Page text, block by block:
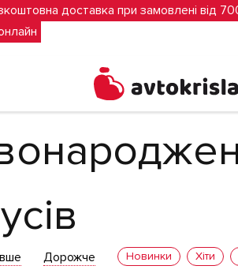
доставка при замовлені від
з нахилом спинки 170 градусів
Дорожче Новинки Хіти